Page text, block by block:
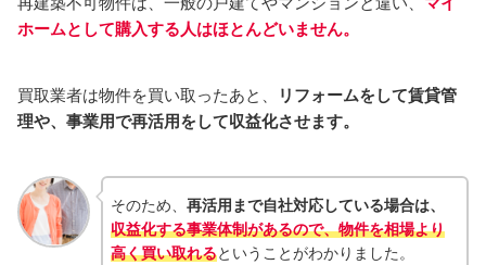
ホームとして購入する人はほとんどいません。
買取業者は物件を買い取ったあと、
リフォームをして賃貸管
理や、事業用で再活用をして収益化させます。
そのため、 再活用まで自社対応している場合は、
収益化する事業体制があるので、物件を相場より
高く買い取れるということがわかりました。